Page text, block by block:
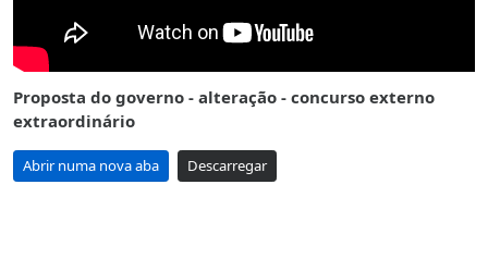
Proposta do governo - alteração - concurso externo
extraordinário
Abrir numa nova aba Descarregar